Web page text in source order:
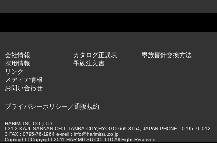
会社情報
採用情報
リンク
メディア情報
お問い合わせ
カタログ正誤表
墨族注文書
墨族替針交換方法
プライバシーポリシー ／通販規約
HARIMITSU CO.,LTD.
631-2 KAJI, SANNAN-CHO, TAMBA-CITY,HYOGO 669-3154, JAPAN PHONE : 0795-76-012
3 FAX : 0795-76-1964 e-meil : info@harimitsu.co.jp
Copyright ©Copyright 2011 HARIMITSU CO.,LTD All Right Reserved